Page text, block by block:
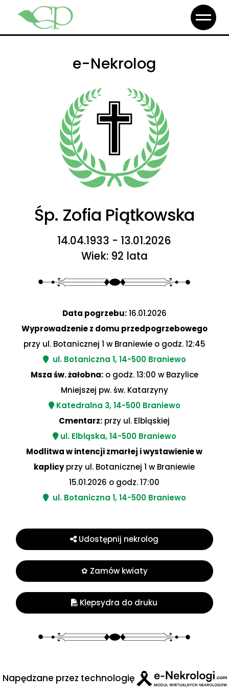
e-Nekrolog
Śp. Zofia Piątkowska
14.04.1933 - 13.01.2026
Wiek: 92 lata
Data pogrzebu:16.01.2026
Wyprowadzenie z domu przedpogrzebowego
przy ul. Botanicznej 1 w Braniewie o godz. 12:45
ul. Botaniczna 1, 14-500 Braniewo
Msza św. żałobna:o godz. 13:00 w Bazylice
Mniejszej pw. św. Katarzyny
Katedralna 3, 14-500 Braniewo
Cmentarz: przy ul. Elbląskiej
ul. Elbląska, 14-500 Braniewo
Modlitwa w intencji zmarłej i wystawienie w
kaplicyprzy ul. Botanicznej 1 w Braniewie
15.01.2026 o godz. 17:00
ul. Botaniczna 1, 14-500 Braniewo
Udostępnij nekrolog
✿ Zamów kwiaty
Klepsydra do druku
Napędzane przez technologię